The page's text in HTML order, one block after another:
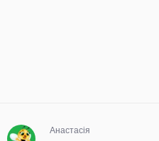
Анастасія